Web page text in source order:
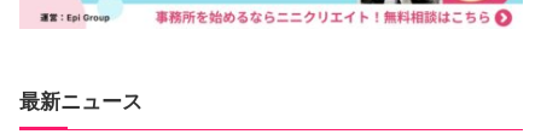
最新ニュース